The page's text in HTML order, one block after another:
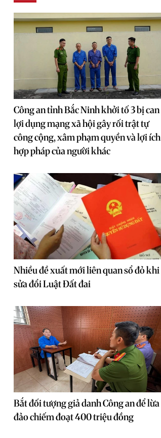
Công an tỉnh Bắc Ninh khởi tố 3 bị can
lợi dụng mạng xã hội gây rối trật tự
công cộng, xâm phạm quyền và lợi ích
hợp pháp của người khác
Nhiều đề xuất mới liên quan sổ đỏ khi
sửa đổi Luật Đất đai
Bắt đối tượng giả danh Công an để lừa
đảo chiếm đoạt 400 triệu đồng